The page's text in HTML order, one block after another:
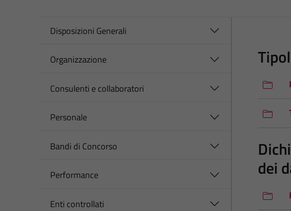
Disposizioni Generali
Organizzazione
Consulenti e collaboratori
Personale
Bandi di Concorso
Performance
Enti controllati
dei